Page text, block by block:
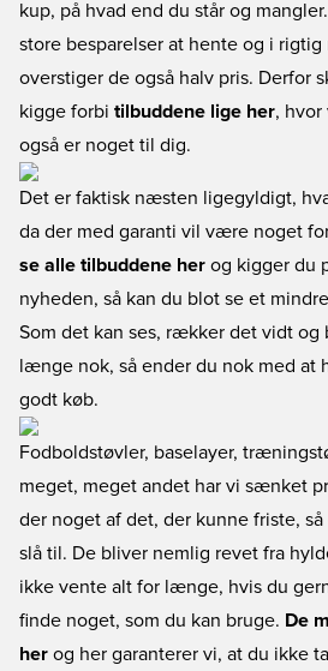
kup, på hvad end du står og
store besparelser at hente og i
overstiger de også halv pris. Derfor
kigge forbi tilbuddene lige her, hvor
også er noget til dig.
Det er faktisk næsten ligegyldigt,
da der med garanti vil være noget
se alle tilbuddene her og kigger du
nyheden, så kan du blot se et
Som det kan ses, rækker det vidt og
længe nok, så ender du nok med at
godt køb.
Fodboldstøvler, baselayer,
meget, meget andet har vi sænket
der noget af det, der kunne friste, så
slå til. De bliver nemlig revet fra
ikke vente alt for længe, hvis du
finde noget, som du kan bruge. De
her og her garanterer vi, at du ikke